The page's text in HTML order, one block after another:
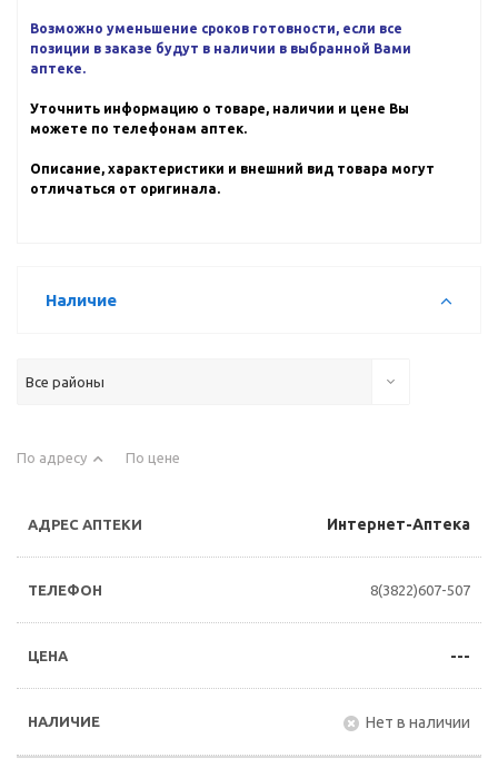
Возможно уменьшение сроков готовности, если все
позиции в заказе будут в наличии в выбранной Вами
аптеке.
Уточнить информацию о товаре, наличии и цене Вы
можете по телефонам аптек.
Описание, характеристики и внешний вид товара могут
отличаться от оригинала.
Наличие
Все районы
По адресу По цене
Интернет-Аптека
8(3822)607-507
---
Нет в наличии